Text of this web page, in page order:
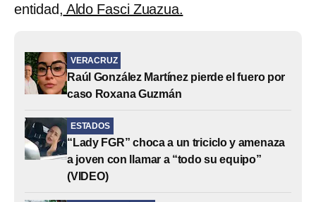
entidad, Aldo Fasci Zuazua.
VERACRUZ
Raúl González Martínez pierde el fuero por
caso Roxana Guzmán
ESTADOS
“Lady FGR” choca a un triciclo y amenaza
a joven con llamar a “todo su equipo”
(VIDEO)